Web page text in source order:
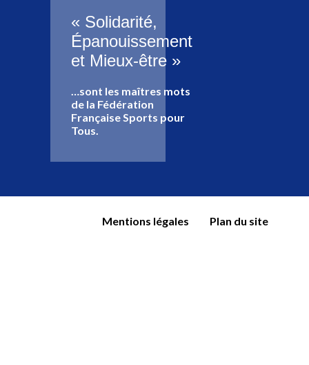
« Solidarité,
Épanouissement
et Mieux-être »
…sont les maîtres mots
de la Fédération
Française Sports pour
Tous.
Mentions légales Plan du site